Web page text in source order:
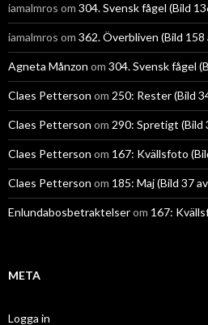
iamalmros om 304. Svensk fågel (Bild
iamalmros om 362. Överbliven (Bild 158
Agneta Månzon om 304. Svensk fågel
Claes Petterson om 250: Rester (Bild
Claes Petterson om 290: Spretigt (Bild
Claes Petterson om 167: Kvällsfoto
Claes Petterson om 185: Maj (Bild 37
Enlundabosbetraktelserom 167:
META
Logga in